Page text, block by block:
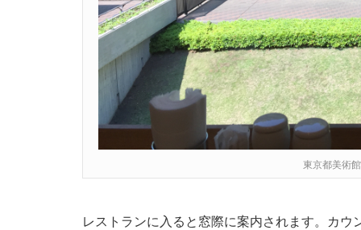
東京都美術
レストランに入ると窓際に案内されます。カ